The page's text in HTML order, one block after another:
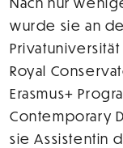
wurde sie an
Royal
Erasmus+
Contemporary
sie Assistentin